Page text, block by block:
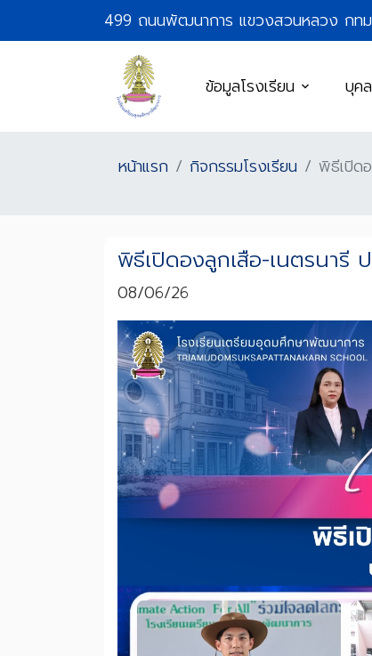
499 ถนนพัฒนาการ แขวงสวนหลวง กท
ข้อมูลโรงเรียน บุค
หน้าแรก กิจกรรมโรงเรียน พิธีเปิด
พิธีเปิดองลูกเสือ-เนตรนารี
08/06/26